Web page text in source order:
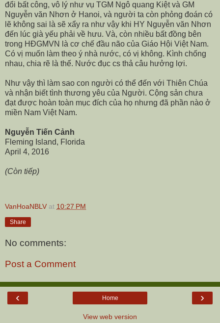
đổi bất công, vô lý như vụ TGM Ngô quang Kiệt và GM
Nguyễn văn Nhơn ở Hanoi, và người ta còn phỏng đoán có
lẽ không sai là sẽ xẩy ra như vậy khi HY Nguyễn văn Nhơn
đến lúc già yếu phải về hưu. Và, còn nhiều bất đồng bên
trong HĐGMVN là cơ chế đầu não của Giáo Hội Việt Nam.
Có vị muốn làm theo ý nhà nước, có vị không. Kình chống
nhau, chia rẽ là thế. Nước đục cs thả câu hưởng lợi.
Như vậy thì làm sao con người có thể đến với Thiên Chúa
và nhận biết tình thương yêu của Người. Cộng sản chưa
đạt được hoàn toàn mục đích của họ nhưng đã phần nào ở
miền Nam Việt Nam.
Nguyễn Tiến Cảnh
Fleming Island, Florida
April 4, 2016
(Còn tiếp)
VanHoaNBLV at 10:27 PM
Share
No comments:
Post a Comment
‹ ›
Home
View web version